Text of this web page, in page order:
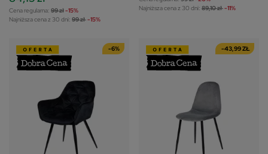
Cena regularna: 99 zł-15%
Najniższa cena z 30 dni: 99 zł-15%
Najniższa cena z 30 dni: 89,10 zł-11%
-6% -43,99 ZŁ